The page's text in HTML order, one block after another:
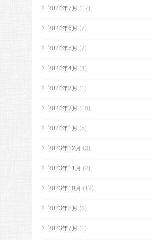
2024年7月 (17)
2024年6月 (7)
2024年5月 (7)
2024年4月 (4)
2024年3月 (1)
2024年2月 (10)
2024年1月 (5)
2023年12月 (3)
2023年11月 (2)
2023年10月 (12)
2023年8月 (3)
2023年7月 (1)